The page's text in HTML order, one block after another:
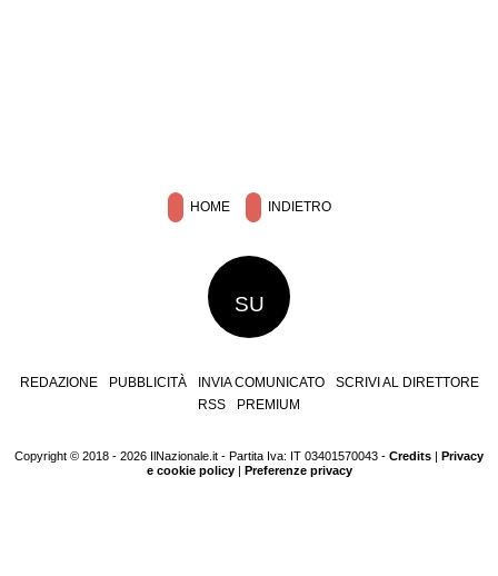
HOME INDIETRO
SU
REDAZIONE PUBBLICITÀ INVIA COMUNICATO
SCRIVI AL DIRETTORE
RSS
PREMIUM
Copyright © 2018 - 2026 IlNazionale.it - Partita Iva: IT 03401570043 - Credits | Privacy
e cookie policy| Preferenze privacy